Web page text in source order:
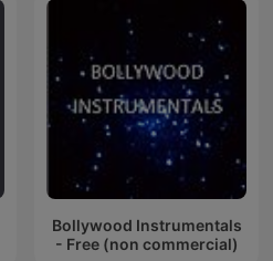
Bollywood Instrumentals
- Free (non commercial)